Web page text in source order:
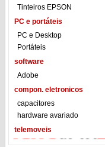
Tinteiros EPSON
PC e portáteis
PC e Desktop
Portáteis
software
Adobe
compon. eletronicos
capacitores
hardware avariado
telemoveis